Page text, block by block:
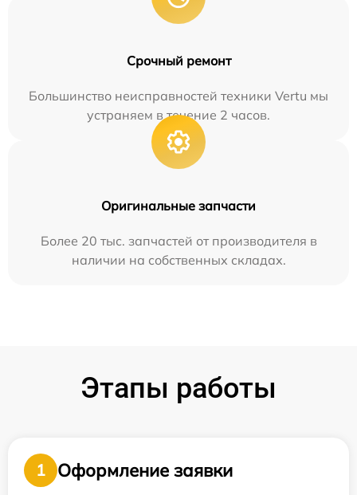
Срочный ремонт
Большинство неисправностей техники Vertu мы
устраняем в течение 2 часов.
Оригинальные запчасти
Более 20 тыс. запчастей от производителя в
наличии на собственных складах.
Этапы работы
1
Оформление заявки